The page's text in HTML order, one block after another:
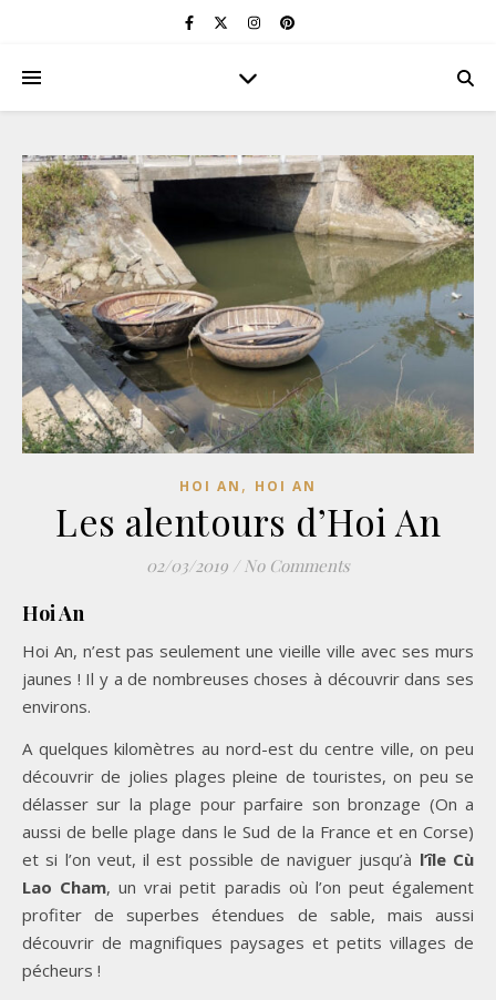
HOI AN , HOI AN
Les alentours d’Hoi An
02/03/2019 / No Comments
Hoi An
Hoi An, n’est pas seulement une vieille ville avec ses murs
jaunes ! Il y a de nombreuses choses à découvrir dans ses
environs.
A quelques kilomètres au nord-est du centre ville, on peu
découvrir de jolies plages pleine de touristes, on peu se
délasser sur la plage pour parfaire son bronzage (On a
aussi de belle plage dans le Sud de la France et en Corse)
et si l’on veut, il est possible de naviguer jusqu’à l’île Cù
Lao Cham, un vrai petit paradis où l’on peut également
profiter de superbes étendues de sable, mais aussi
découvrir de magnifiques paysages et petits villages de
pécheurs !